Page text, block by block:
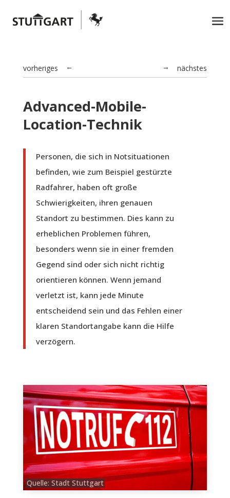
← nächstes
vorheriges →
Advanced-Mobile-
Location-Technik
Personen, die sich in Notsituationen
befinden, wie zum Beispiel gestürzte
Radfahrer, haben oft große
Schwierigkeiten, ihren genauen
Standort zu bestimmen. Dies kann zu
erheblichen Problemen führen,
besonders wenn sie in einer fremden
Gegend sind oder sich nicht richtig
orientieren können. Wenn jemand
verletzt ist, kann jede Minute
entscheidend sein und das Fehlen einer
klaren Standortangabe kann die Hilfe
verzögern.
Quelle: Stadt Stuttgart